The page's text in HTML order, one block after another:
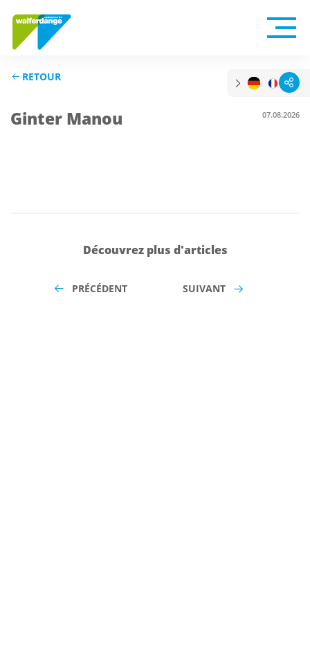
RETOUR
Ginter Manou 07.08.2026
Découvrez plus d'articles
PRÉCÉDENT SUIVANT